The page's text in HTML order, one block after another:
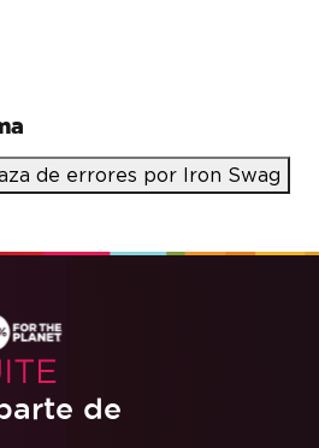
de errores por Iron Swag
de